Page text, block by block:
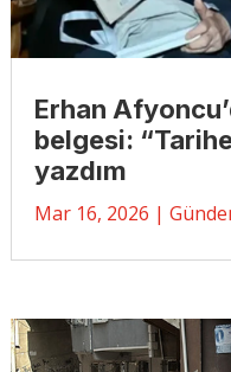
Erhan
belgesi:
yazdım
Mar 16, 2026 |